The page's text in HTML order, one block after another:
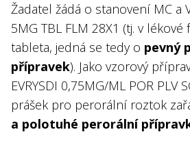
Žadatel žádá o stanovení MC a
5MG TBL FLM 28X1 (tj. v
tableta, jedná se tedy o pevný
přípravek). Jako vzorový
EVRYSDI 0,75MG/ML POR PLV
prášek pro perorální roztok
a polotuhé perorální